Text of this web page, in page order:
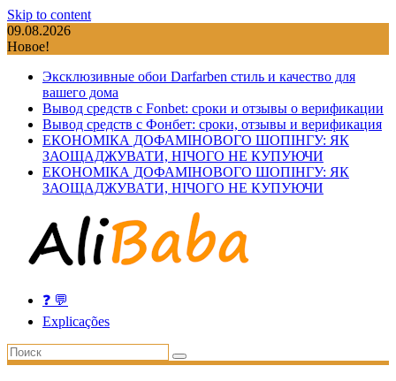
Skip to content
09.08.2026
Новое!
Эксклюзивные обои Darfarben стиль и качество для
вашего дома
Вывод средств с Fonbet: сроки и отзывы о верификации
Вывод средств с Фонбет: сроки, отзывы и верификация
ЕКОНОМІКА ДОФАМІНОВОГО ШОПІНГУ: ЯК
ЗАОЩАДЖУВАТИ, НІЧОГО НЕ КУПУЮЧИ
ЕКОНОМІКА ДОФАМІНОВОГО ШОПІНГУ: ЯК
ЗАОЩАДЖУВАТИ, НІЧОГО НЕ КУПУЮЧИ
❓ 💬
Explicações